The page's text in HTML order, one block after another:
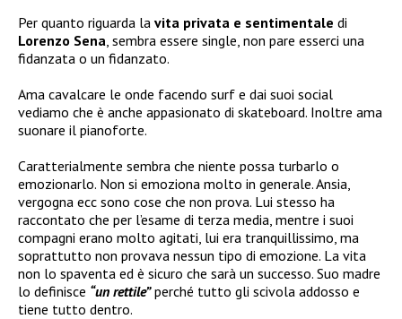
Per quanto riguarda la vita privata e sentimentale di
Lorenzo Sena , sembra essere single, non pare esserci una
fidanzata o un fidanzato.
Ama cavalcare le onde facendo surf e dai suoi social
vediamo che è anche appasionato di skateboard. Inoltre ama
suonare il pianoforte.
Caratterialmente sembra che niente possa turbarlo o
emozionarlo. Non si emoziona molto in generale. Ansia,
vergogna ecc sono cose che non prova. Lui stesso ha
raccontato che per l’esame di terza media, mentre i suoi
compagni erano molto agitati, lui era tranquillissimo, ma
soprattutto non provava nessun tipo di emozione. La vita
non lo spaventa ed è sicuro che sarà un successo. Suo madre
lo definisce “un rettile”perché tutto gli scivola addosso e
tiene tutto dentro.